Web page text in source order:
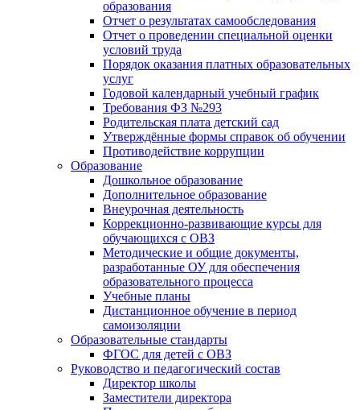
образования
Отчет о результатах самообследования
Отчет о проведении специальной оценки
условий труда
Порядок оказания платных образовательных
услуг
Годовой календарный учебный график
Требования ФЗ №293
Родительская плата детский сад
Утверждённые формы справок об обучении
Противодействие коррупции
Образование
Дошкольное образование
Дополнительное образование
Внеурочная деятельность
Коррекционно-развивающие курсы для
обучающихся с ОВЗ
Методические и общие документы,
разработанные ОУ для обеспечения
образовательного процесса
Учебные планы
Дистанционное обучение в период
самоизоляции
Образовательные стандарты
ФГОС для детей с ОВЗ
Руководство и педагогический состав
Директор школы
Заместители директора